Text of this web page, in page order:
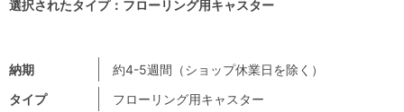
納期
約4-5週間（ショップ休業日を除く）
タイプ
フローリング用キャスター
選択されたタイプ：フローリング用キャスター